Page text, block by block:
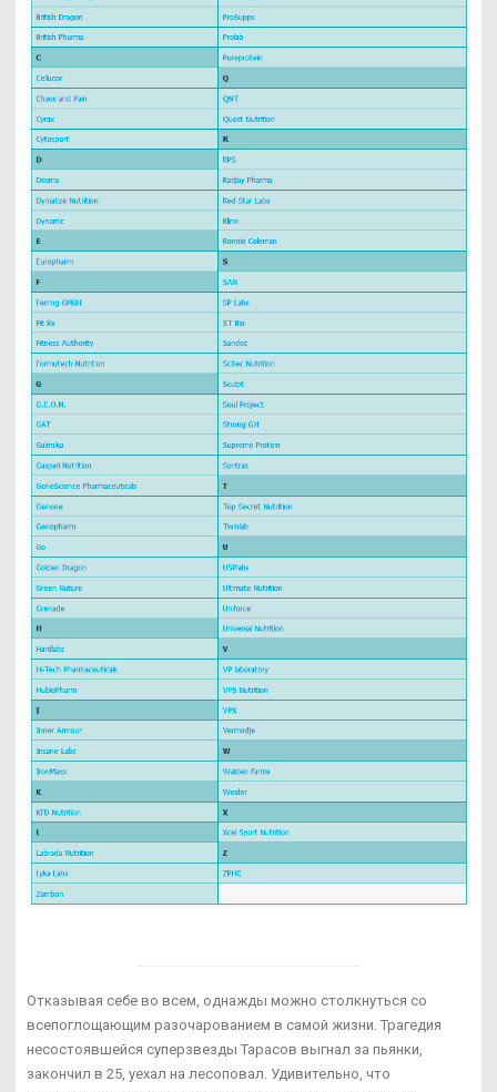
Отказывая себе во всем, однажды можно столкнуться со
всепоглощающим разочарованием в самой жизни. Трагедия
несостоявшейся суперзвезды Тарасов выгнал за пьянки,
закончил в 25, уехал на лесоповал. Удивительно, что